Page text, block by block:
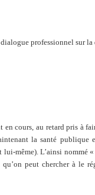
professionnel sur
en cours, au retard pris à
la santé publique
même). L’ainsi nommé
peut chercher à le